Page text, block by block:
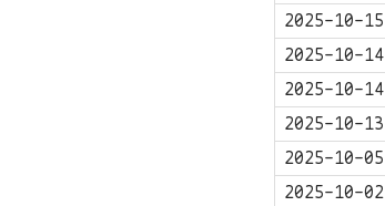
2025-10-15
2025-10-14
2025-10-14
2025-10-13
2025-10-05
2025-10-02